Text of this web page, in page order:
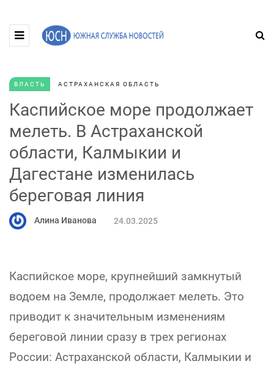
ВЛАСТЬ АСТРАХАНСКАЯ ОБЛАСТЬ
Каспийское море продолжает
мелеть. В Астраханской
области, Калмыкии и
Дагестане изменилась
береговая линия
Алина Иванова 24.03.2025
Каспийское море, крупнейший замкнутый
водоем на Земле, продолжает мелеть. Это
приводит к значительным изменениям
береговой линии сразу в трех регионах
России: Астраханской области, Калмыкии и